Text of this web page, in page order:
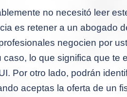
no necesitó leer
es retener a un abogado
negocien por
caso, lo que significa que te
Por otro lado, podrán
aceptas la oferta de un